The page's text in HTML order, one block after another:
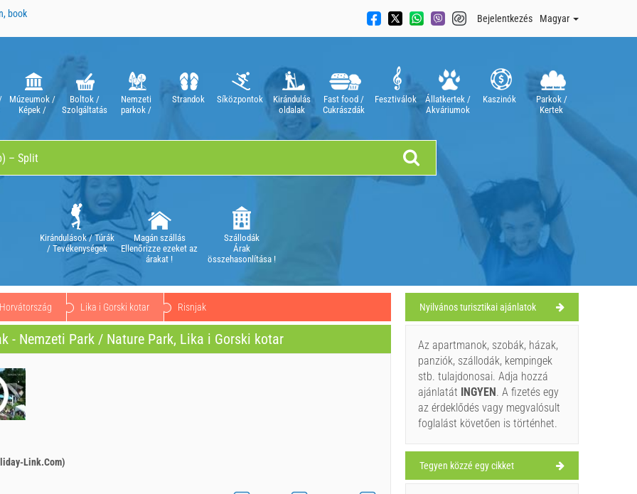
book
Bejelentkezés Magyar
Múzeumok /
Képek /
Boltok /
Szolgáltatás
Nemzeti
parkok /
Strandok Síközpontok
Kirándulás
oldalak
Fast food /
Cukrászdák
Fesztiválok
Állatkertek /
Akváriumok
Kaszinók
Parkok /
Kertek
Kirándulások / Túrák
/ Tevékenységek
Magán szállás
Ellenőrizze ezeket az
árakat !
Szállodák
Árak
összehasonlítása !
Horvátország Lika i Gorski kotar Risnjak
- Nemzeti Park / Nature Park, Lika i Gorski kotar
Link.Com)
Nyilvános turisztikai ajánlatok
Az apartmanok, szobák, házak,
panziók, szállodák, kempingek
stb. tulajdonosai. Adja hozzá
ajánlatát INGYEN. A fizetés egy
az érdeklődés vagy megvalósult
foglalást követően is történhet.
Tegyen közzé egy cikket